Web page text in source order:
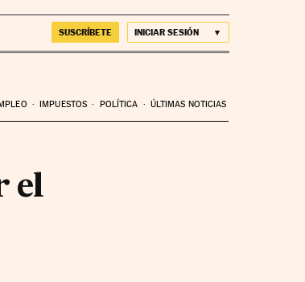
SUSCRÍBETE INICIAR SESIÓN
IMPUESTOS POLÍTICA ÚLTIMAS NOTICIAS
el